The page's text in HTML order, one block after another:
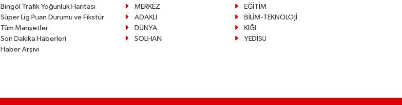
Bingöl Trafik Yoğunluk Haritası
Süper Lig Puan Durumu ve Fikstür
Tüm Manşetler
Son Dakika Haberleri
Haber Arşivi
MERKEZ
EĞİTİM
ADAKLI
BİLİM-TEKNOLOJİ
DÜNYA
KİĞI
SOLHAN
YEDİSU